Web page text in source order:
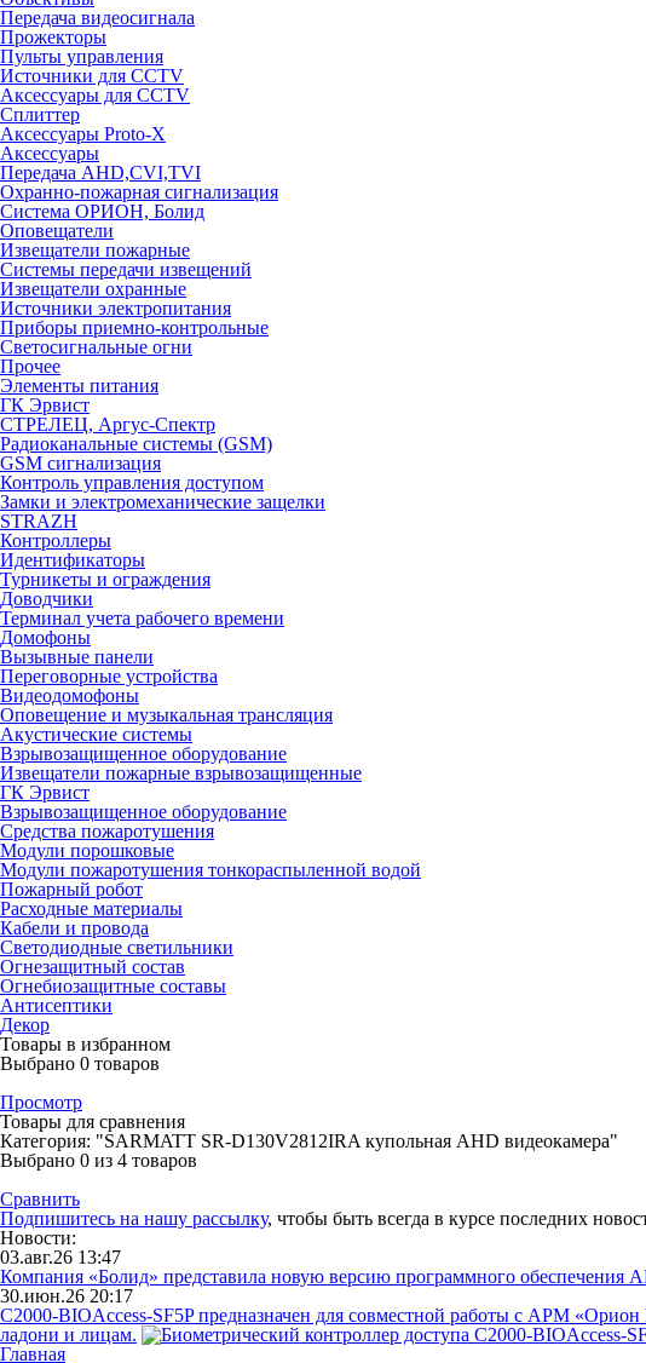
Передача видеосигнала
Прожекторы
Пульты управления
Источники для CCTV
Аксессуары для CCTV
Сплиттер
Аксессуары Proto-X
Аксессуары
Передача AHD,CVI,TVI
Охранно-пожарная сигнализация
Система ОРИОН, Болид
Оповещатели
Извещатели пожарные
Системы передачи извещений
Извещатели охранные
Источники электропитания
Приборы приемно-контрольные
Светосигнальные огни
Прочее
Элементы питания
ГК Эрвист
СТРЕЛЕЦ, Аргус-Спектр
Радиоканальные системы (GSM)
GSM сигнализация
Контроль управления доступом
Замки и электромеханические защелки
STRAZH
Контроллеры
Идентификаторы
Турникеты и ограждения
Доводчики
Терминал учета рабочего времени
Домофоны
Вызывные панели
Переговорные устройства
Видеодомофоны
Оповещение и музыкальная трансляция
Акустические системы
Взрывозащищенное оборудование
Извещатели пожарные взрывозащищенные
ГК Эрвист
Взрывозащищенное оборудование
Средства пожаротушения
Модули порошковые
Модули пожаротушения тонкораспыленной водой
Пожарный робот
Расходные материалы
Кабели и провода
Светодиодные светильники
Огнезащитный состав
Огнебиозащитные составы
Антисептики
Декор
Товары в избранном
Выбрано 0 товаров
Просмотр
Товары для сравнения
Категория: "SARMATT SR-D130V2812IRA купольная AHD видеокамера"
Выбрано 0 из 4 товаров
Сравнить
Подпишитесь на нашу рассылку, чтобы быть всегда в курсе последних
Новости:
03.авг.26 13:47
Компания «Болид» представила новую версию программного
30.июн.26 20:17
С2000-BIOAccess-SF5P предназначен для совместной работы с АРМ
ладони и лицам.
Главная